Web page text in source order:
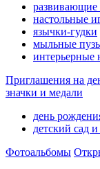
настольные
язычки-гудки
мыльные
интерьерные
Приглашения на
значки и медали
день
детский сад
Фотоальбомы